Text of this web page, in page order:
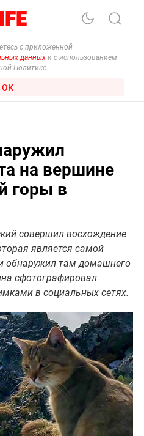
с приложенной
данных и с использованием
Политике.
ОК
на вершине
горы в
совершил восхождение
является самой
обнаружил там домашнего
сфотографировал
в социальных сетях.